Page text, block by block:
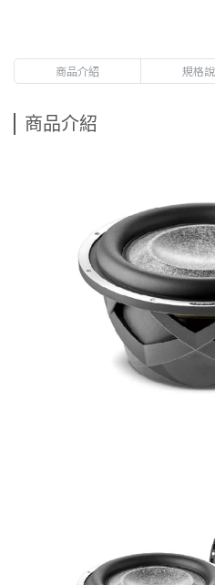
商品介紹 規格
商品介紹